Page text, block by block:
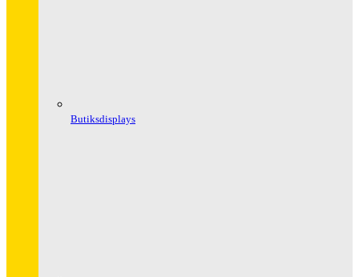
Butiksdisplays